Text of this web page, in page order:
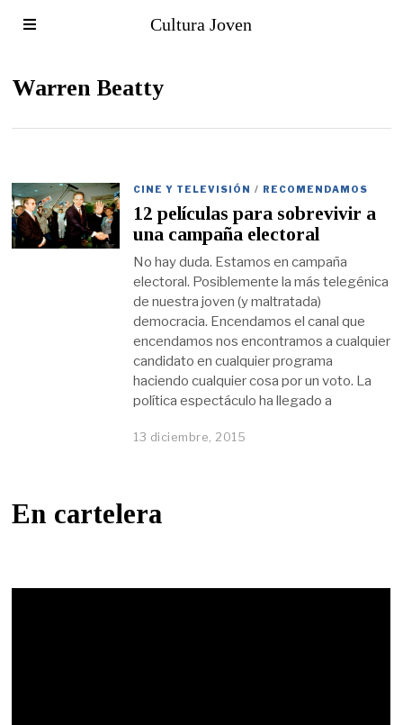
Cultura Joven
Warren Beatty
CINE Y TELEVISIÓN / RECOMENDAMOS
12 películas para sobrevivir a
una campaña electoral
No hay duda. Estamos en campaña
electoral. Posiblemente la más telegénica
de nuestra joven (y maltratada)
democracia. Encendamos el canal que
encendamos nos encontramos a cualquier
candidato en cualquier programa
haciendo cualquier cosa por un voto. La
política espectáculo ha llegado a
13 diciembre, 2015
En cartelera